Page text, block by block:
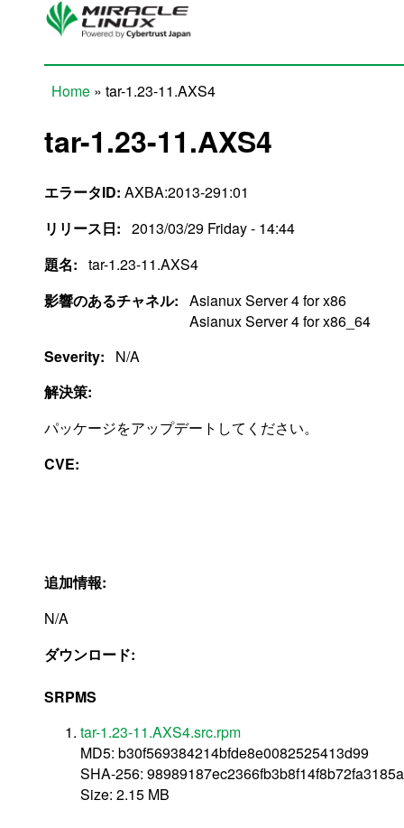
Skip to main content
Home » tar-1.23-11.AXS4
tar-1.23-11.AXS4
エラータID: AXBA:2013-291:01
リリース日: 2013/03/29 Friday - 14:44
題名: tar-1.23-11.AXS4
影響のあるチャネル: Asianux Server 4 for x86
Asianux Server 4 for x86_64
Severity:
N/A
解決策:
パッケージをアップデートしてください。
CVE:
追加情報:
N/A
ダウンロード:
SRPMS
tar-1.23-11.AXS4.src.rpm
MD5: b30f569384214bfde8e0082525413d99
SHA-256:
Size: 2.15 MB